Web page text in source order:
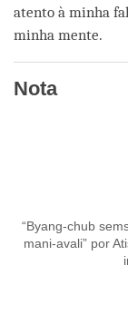
atento à minha
minha mente.
Nota
“Byang-chub
mani-avali” por